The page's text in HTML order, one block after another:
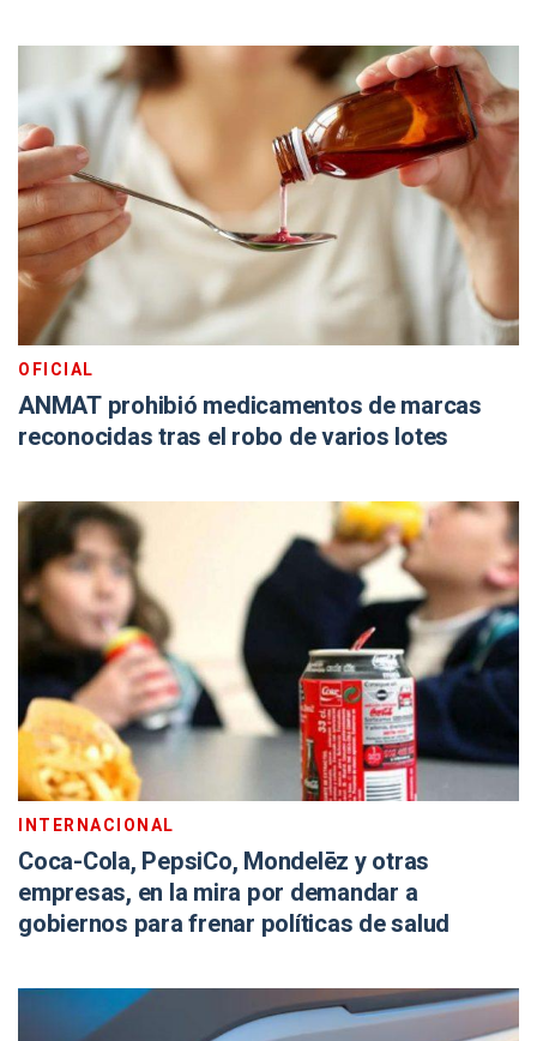
OFICIAL
ANMAT prohibió medicamentos de marcas
reconocidas tras el robo de varios lotes
INTERNACIONAL
Coca-Cola, PepsiCo, Mondelēz y otras
empresas, en la mira por demandar a
gobiernos para frenar políticas de salud